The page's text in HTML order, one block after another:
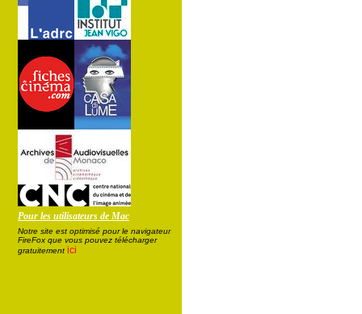
Pour les utilisateurs de Mac
Notre site est optimisé pour le navigateur
FireFox que vous pouvez télécharger
gratuitement ici